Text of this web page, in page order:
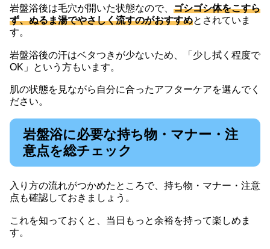
岩盤浴後は毛穴が開いた状態なので、 ゴシゴシ体をこすら
ず、ぬるま湯でやさしく流すのがおすすめとされていま
す。
岩盤浴後の汗はベタつきが少ないため、「少し拭く程度で
OK」という方もいます。
肌の状態を見ながら自分に合ったアフターケアを選んでく
ださい。
岩盤浴に必要な持ち物・マナー・注
意点を総チェック
入り方の流れがつかめたところで、持ち物・マナー・注意
点も確認しておきましょう。
これを知っておくと、当日もっと余裕を持って楽しめま
す。